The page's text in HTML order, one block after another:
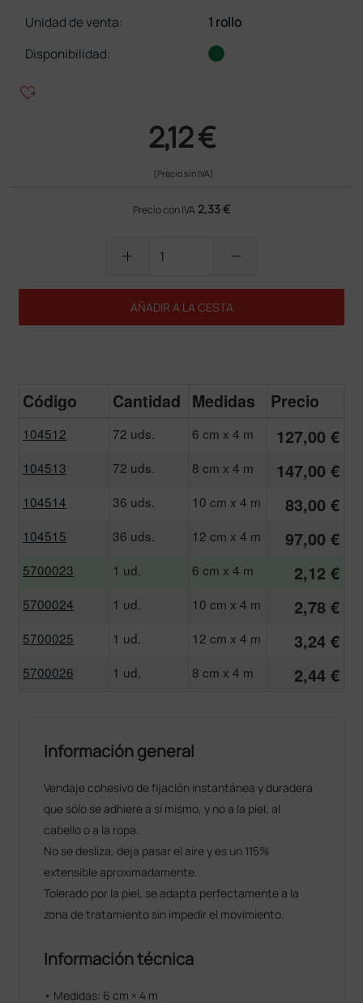
Unidad de venta:
1 rollo
Disponibilidad:
heart_plus
2,12 €
(Precio sin IVA)
Precio con IVA 2,33 €
add remove
AÑADIR A LA CESTA
Código Cantidad Medidas Precio
104512 72 uds. 6 cm x 4 m 127,00 €
104513 72 uds. 8 cm x 4 m 147,00 €
104514 36 uds. 10 cm x 4 m 83,00 €
104515 36 uds. 12 cm x 4 m 97,00 €
5700023 1 ud. 6 cm x 4 m 2,12 €
5700024 1 ud. 10 cm x 4 m 2,78 €
5700025 1 ud. 12 cm x 4 m 3,24 €
5700026 1 ud. 8 cm x 4 m 2,44 €
Información general
Vendaje cohesivo de fijación instantánea y duradera
que sólo se adhiere a sí mismo, y no a la piel, al
cabello o a la ropa.
No se desliza, deja pasar el aire y es un 115%
extensible aproximadamente.
Tolerado por la piel, se adapta perfectamente a la
zona de tratamiento sin impedir el movimiento.
Información técnica
• Medidas: 6 cm × 4 m